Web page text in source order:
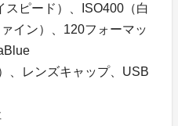
ピード）、ISO400（白
イン）、120フォーマッ
、レンズキャップ、USB